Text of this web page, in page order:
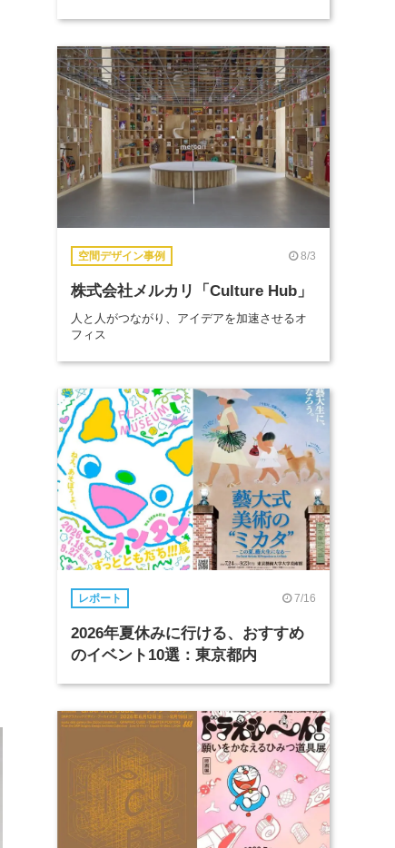
空間デザイン事例 8/3
株式会社メルカリ「Culture Hub」
人と人がつながり、アイデアを加速させるオ
フィス
レポート 7/16
2026年夏休みに行ける、おすすめ
のイベント10選：東京都内